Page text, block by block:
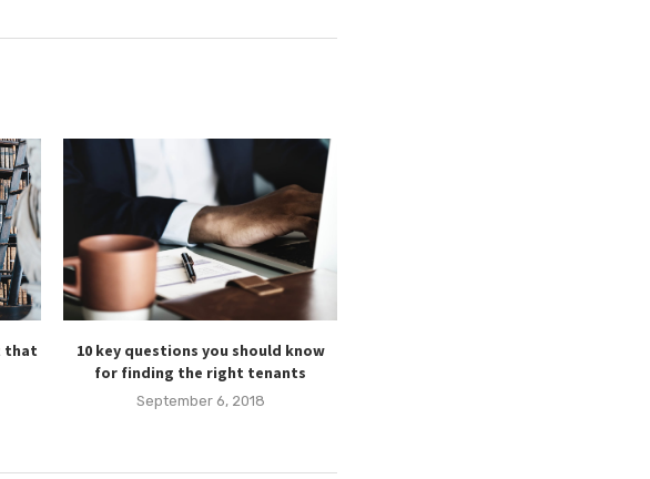
that
10 key questions you should know
for finding the right tenants
September 6, 2018